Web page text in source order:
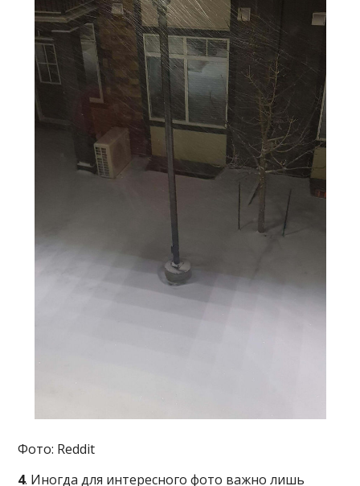
Фото: Reddit
4. Иногда для интересного фото важно лишь